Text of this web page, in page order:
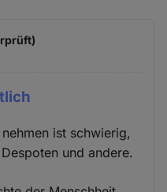
ist schwierig,
und andere.